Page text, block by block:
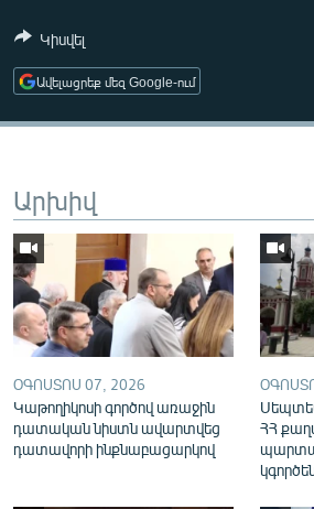
ԲԱՆԱՎԵՃ
ՁԳՏԵԼՈՎ ԼԱՎԱԳՈՒՅՆԻՆ
ՓՈԴՔԱՍԹ
Հայերեն
English
Русский
ՀԵՏԵՎԵՔ ՄԵԶ
«Ազատության» բոլոր կայքերը
Կիսվել
Ավելացրեք մեզ Google-ում
Արխիվ
ՕԳՈՍՏՈՍ 07, 2026
Կաթողիկոսի գործով առաջին
դատական նիստն ավարտվեց
դատավորի ինքնաբացարկով
ՀՀ